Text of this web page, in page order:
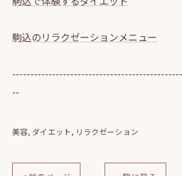
駒込のリラクゼーションメニュー
--
美容 ダイエット リラクゼーション